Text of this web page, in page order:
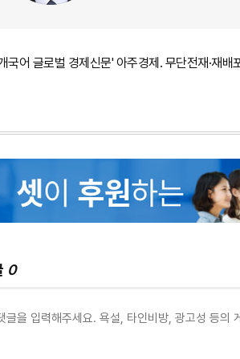
국어 글로벌 경제신문' 아주경제. 무단전재·재배
0